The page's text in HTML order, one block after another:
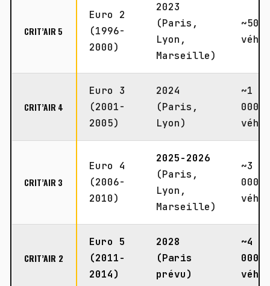
CRIT’AIR 5
Euro 2
(1996-
2000)
2023
(Paris,
Lyon,
Marseille)
~500
CRIT’AIR 4
Euro 3
(2001-
2005)
2024
(Paris,
Lyon)
~1
000
CRIT’AIR 3
Euro 4
(2006-
2010)
2025-2026
(Paris,
Lyon,
Marseille)
~3
000
CRIT’AIR 2
Euro 5
(2011-
2014)
2028
(Paris
prévu)
~4
000